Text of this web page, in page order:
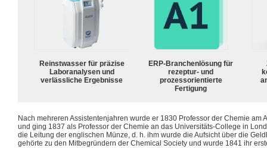
Reinstwasser für präzise
Laboranalysen und
verlässliche Ergebnisse
ERP-Branchenlösung für
rezeptur- und
prozessorientierte
Fertigung
Nach mehreren Assistentenjahren wurde er 1830 Professor der Chemie am
und ging 1837 als Professor der Chemie an das Universitäts-College in
die Leitung der englischen Münze, d. h. ihm wurde die Aufsicht über die
gehörte zu den Mitbegründern der Chemical Society und wurde 1841 ihr